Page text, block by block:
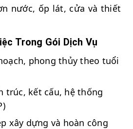
nước, ốp lát, cửa và thiết
Trong Gói Dịch Vụ
phong thủy theo tuổi
trúc, kết cấu, hệ thống
xây dựng và hoàn công